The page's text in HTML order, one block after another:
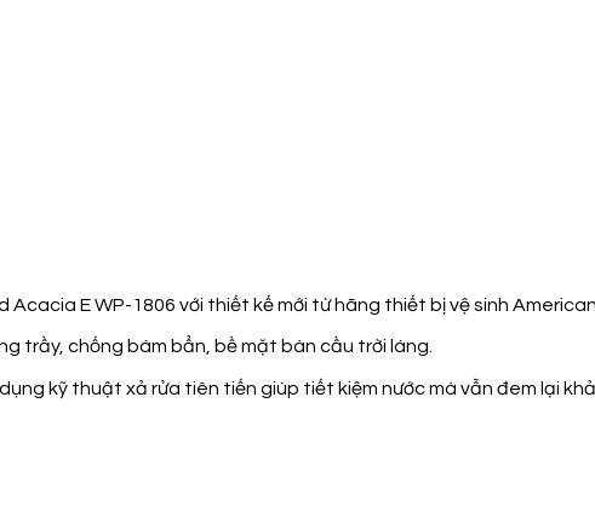
E WP-1806 với thiết kế mới từ hãng thiết bị vệ sinh
trầy, chống bám bẩn, bề mặt bàn cầu trời láng.
kỹ thuật xả rửa tiên tiến giúp tiết kiệm nước mà vẫn đem lại